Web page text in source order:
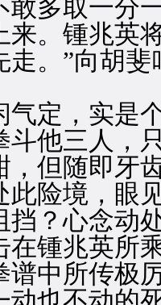
敢多取一
来。锺兆英
走。”向胡
定，实是个
斗他三人，
，但随即牙
此险境，眼
挡？心念动
在锺兆英所
谱中所传极